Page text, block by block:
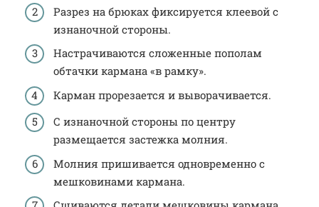
Разрез на брюках фиксируется клеевой с
изнаночной стороны.
Настрачиваются сложенные пополам
обтачки кармана «в рамку».
Карман прорезается и выворачивается.
С изнаночной стороны по центру
размещается застежка молния.
Молния пришивается одновременно с
мешковинами кармана.